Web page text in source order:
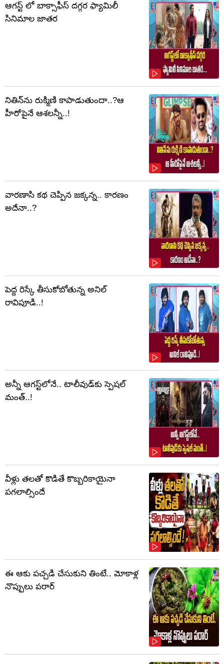
ఆగస్ట్ లో బాక్సాఫీస్ దగ్గర ఫ్యామిలీ
సినిమాల జాతర
నితిన్‌ను రుక్మిణి కాపాడుతుందా..?ఆ
హీరోపైనే ఆశలన్నీ..!
వారణాసి కథ చెప్పిన జక్కన్న.. కారణం
అదేనా..?
పెద్ద రిస్కే తీసుకోబోతున్న అనిల్
రావిపూడి..!
అన్నీ ఆగస్ట్‌లోనే.. టాలీవుడ్‌కు స్పెషల్
మంత్..!
వీళ్లు తలతో కొడితే కొబ్బరికాయైనా
పగలాల్సిందే
ఈ ఆకు పచ్చడి చేసుకుని తింటే.. మోకాళ్ల
నొప్పులు పరార్‌